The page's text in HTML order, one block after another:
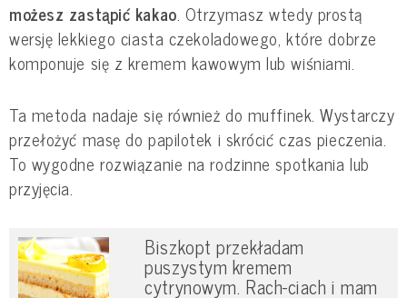
możesz zastąpić kakao. Otrzymasz wtedy prostą
wersję lekkiego ciasta czekoladowego, które dobrze
komponuje się z kremem kawowym lub wiśniami.
Ta metoda nadaje się również do muffinek. Wystarczy
przełożyć masę do papilotek i skrócić czas pieczenia.
To wygodne rozwiązanie na rodzinne spotkania lub
przyjęcia.
Biszkopt przekładam
puszystym kremem
cytrynowym. Rach-ciach i mam